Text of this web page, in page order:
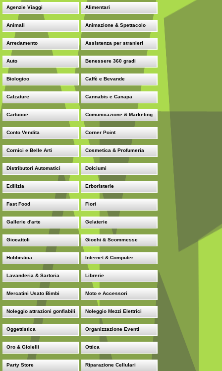
Agenzie Viaggi Alimentari
Animali Animazione & Spettacolo
Arredamento Assistenza per stranieri
Auto Benessere 360 gradi
Biologico Caffè e Bevande
Calzature Cannabis e Canapa
Cartucce Comunicazione & Marketing
Conto Vendita Corner Point
Cornici e Belle Arti Cosmetica & Profumeria
Distributori Automatici Dolciumi
Edilizia Erboristerie
Fast Food Fiori
Gallerie d'arte Gelaterie
Giocattoli Giochi & Scommesse
Hobbistica Internet & Computer
Lavanderia & Sartoria Librerie
Mercatini Usato Bimbi Moto e Accessori
Noleggio attrazioni gonfiabili Noleggio Mezzi Elettrici
Oggettistica Organizzazione Eventi
Oro & Gioielli Ottica
Party Store Riparazione Cellulari